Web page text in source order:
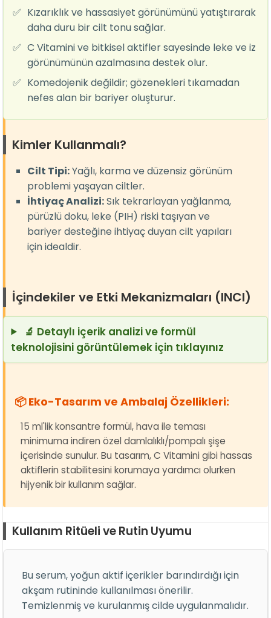
✅ Kızarıklık ve hassasiyet görünümünü yatıştırarak
daha duru bir cilt tonu sağlar.
✅ C Vitamini ve bitkisel aktifler sayesinde leke ve iz
görünümünün azalmasına destek olur.
✅ Komedojenik değildir; gözenekleri tıkamadan
nefes alan bir bariyer oluşturur.
Kimler Kullanmalı?
Cilt Tipi:Yağlı, karma ve düzensiz görünüm
problemi yaşayan ciltler.
İhtiyaç Analizi:Sık tekrarlayan yağlanma,
pürüzlü doku, leke (PIH) riski taşıyan ve
bariyer desteğine ihtiyaç duyan cilt yapıları
için idealdir.
İçindekiler ve Etki Mekanizmaları (INCI)
🔬 Detaylı içerik analizi ve formül
teknolojisini görüntülemek için tıklayınız
📦 Eko-Tasarım ve Ambalaj Özellikleri:
15 ml'lik konsantre formül, hava ile teması
minimuma indiren özel damlalıklı/pompalı şişe
içerisinde sunulur. Bu tasarım, C Vitamini gibi hassas
aktiflerin stabilitesini korumaya yardımcı olurken
hijyenik bir kullanım sağlar.
Kullanım Ritüeli ve Rutin Uyumu
Bu serum, yoğun aktif içerikler barındırdığı için
akşam rutininde kullanılması önerilir.
Temizlenmiş ve kurulanmış cilde uygulanmalıdır.